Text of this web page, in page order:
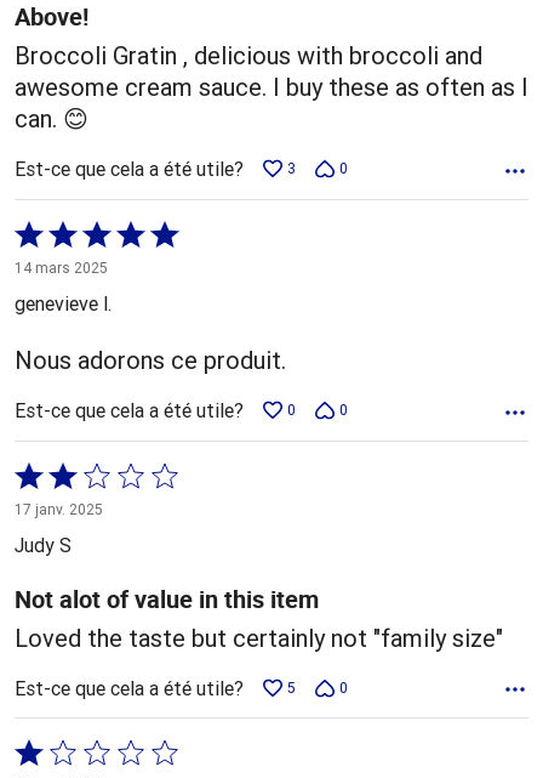
Above!
Broccoli Gratin , delicious with broccoli and
awesome cream sauce. I buy these as often as I
can. 😊
Est-ce que cela a été utile? 3 0
Coté
5 sur
14 mars 2025
genevieve l.
Nous adorons ce produit.
Est-ce que cela a été utile? 0 0
Coté
2 sur
5
17 janv. 2025
Judy S
Not alot of value in this item
Loved the taste but certainly not "family size"
Est-ce que cela a été utile? 5 0
Coté